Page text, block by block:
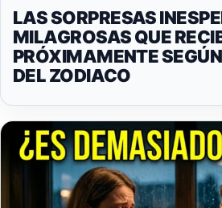
LAS SORPRESAS
MILAGROSAS QUE
PRÓXIMAMENTE
DEL ZODIACO